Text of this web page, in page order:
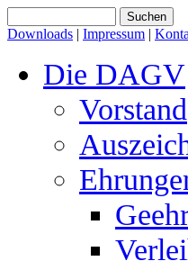
Downloads | Impressum |
Die DAGV
Vorstand